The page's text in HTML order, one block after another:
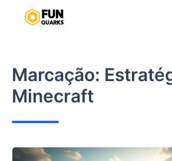
Marcação:
Minecraft